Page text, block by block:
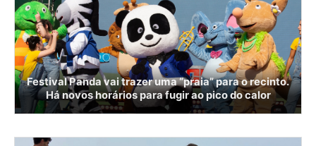
Festival Panda vai trazer uma “praia” para o recinto.
Há novos horários para fugir ao pico do calor